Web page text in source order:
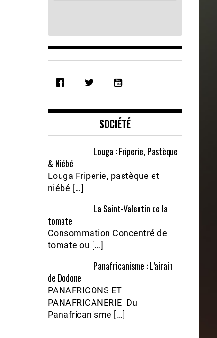
RSS FEED
EMBED
SOCIÉTÉ
Louga : Friperie, Pastèque
& Niébé
Louga Friperie, pastèque et
niébé […]
La Saint-Valentin de la
tomate
Consommation Concentré de
tomate ou […]
Panafricanisme : L’airain
de Dodone
PANAFRICONS ET
PANAFRICANERIE Du
Panafricanisme […]